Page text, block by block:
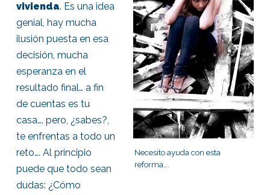
Necesito ayuda con esta
reforma….
vivienda. Es una idea
genial, hay mucha
ilusión puesta en esa
decisión, mucha
esperanza en el
resultado final… a fin
de cuentas es tu
casa…. pero, ¿sabes?,
te enfrentas a todo un
reto…. Al principio
puede que todo sean
dudas: ¿Cómo